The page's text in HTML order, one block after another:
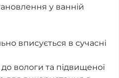
у ванній
вписується в сучасні
до вологи та підвищеної